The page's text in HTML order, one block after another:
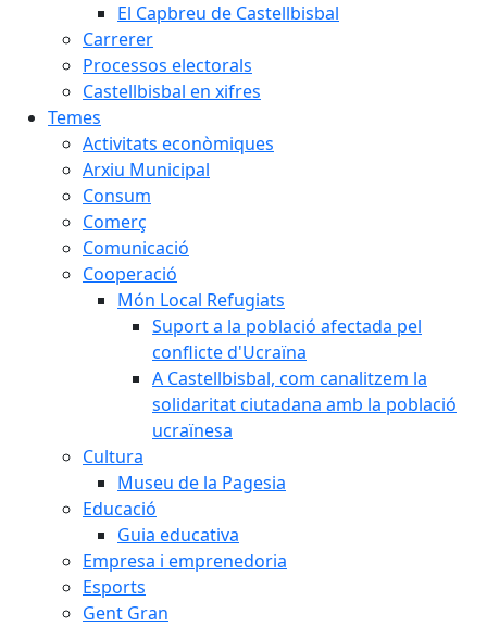
El Capbreu de Castellbisbal
Carrerer
Processos electorals
Castellbisbal en xifres
Temes
Activitats econòmiques
Arxiu Municipal
Consum
Comerç
Comunicació
Cooperació
Món Local Refugiats
Suport a la població afectada pel
conflicte d'Ucraïna
A Castellbisbal, com canalitzem la
solidaritat ciutadana amb la població
ucraïnesa
Cultura
Museu de la Pagesia
Educació
Guia educativa
Empresa i emprenedoria
Esports
Gent Gran